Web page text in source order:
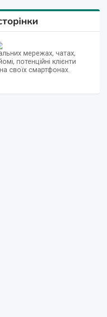
мережах, чатах,
потенційні клієнти
своїх смартфонах.